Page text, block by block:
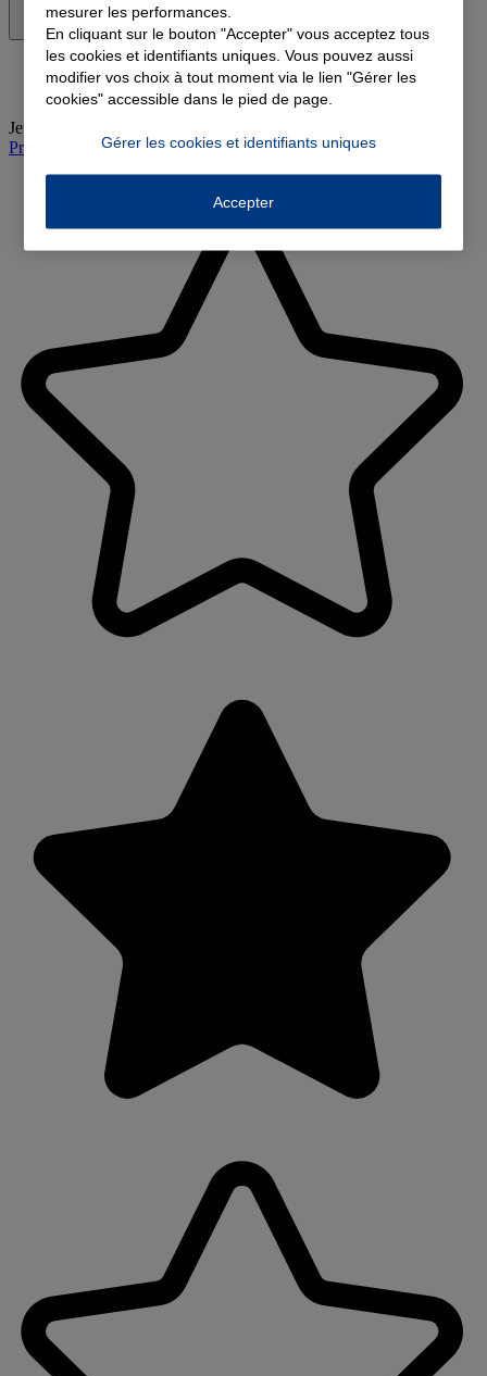
Jeudi
Prendre rendez-vous à l'agence
mesurer les performances.
En cliquant sur le bouton "Accepter" vous acceptez tous
les cookies et identifiants uniques. Vous pouvez aussi
modifier vos choix à tout moment via le lien "Gérer les
cookies" accessible dans le pied de page.
Gérer les cookies et identifiants uniques
Accepter